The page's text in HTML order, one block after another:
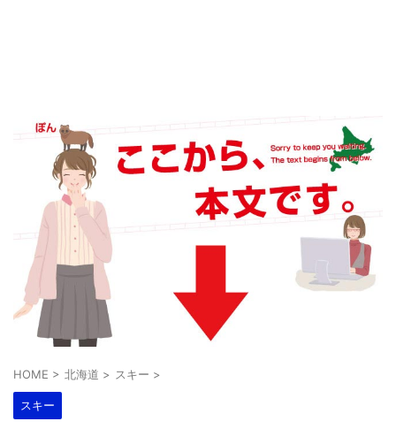
HOME > 北海道 > スキー >
スキー